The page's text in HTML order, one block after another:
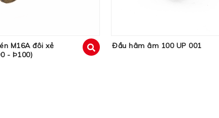
M16A đôi xẻ
- Þ100)
Đầu hâm âm 100 UP 001